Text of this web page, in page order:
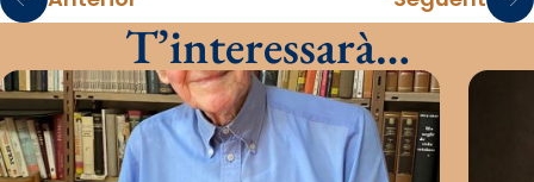
T’interessarà…